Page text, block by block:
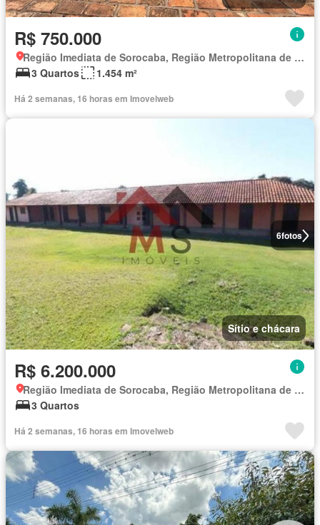
R$ 750.000
Região Imediata de Sorocaba, Região Metropolitana de Sorocaba
3 Quartos
1.454 m²
Há 2 semanas, 16 horas em Imovelweb
6fotos
Sítio e chácara
R$ 6.200.000
Região Imediata de Sorocaba, Região Metropolitana de Sorocaba
3 Quartos
Há 2 semanas, 16 horas em Imovelweb